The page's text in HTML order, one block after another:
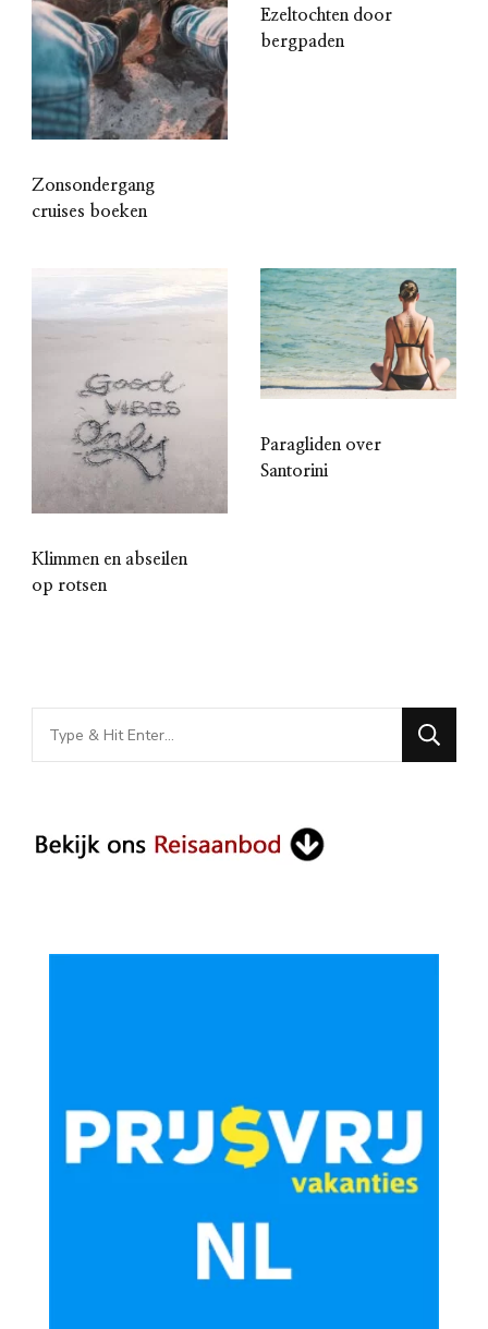
Zonsondergang
cruises boeken
Ezeltochten door
bergpaden
Klimmen en abseilen
op rotsen
Paragliden over
Santorini
Looking
for